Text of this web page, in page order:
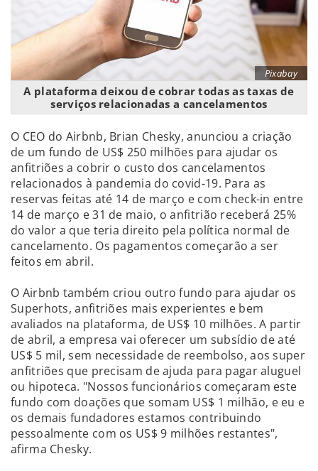
Pixabay
A plataforma deixou de cobrar todas as taxas de
serviços relacionadas a cancelamentos
O CEO do Airbnb, Brian Chesky, anunciou a criação
de um fundo de US$ 250 milhões para ajudar os
anfitriões a cobrir o custo dos cancelamentos
relacionados à pandemia do covid-19. Para as
reservas feitas até 14 de março e com check-in entre
14 de março e 31 de maio, o anfitrião receberá 25%
do valor a que teria direito pela política normal de
cancelamento. Os pagamentos começarão a ser
feitos em abril.
O Airbnb também criou outro fundo para ajudar os
Superhots, anfitriões mais experientes e bem
avaliados na plataforma, de US$ 10 milhões. A partir
de abril, a empresa vai oferecer um subsídio de até
US$ 5 mil, sem necessidade de reembolso, aos super
anfitriões que precisam de ajuda para pagar aluguel
ou hipoteca. "Nossos funcionários começaram este
fundo com doações que somam US$ 1 milhão, e eu e
os demais fundadores estamos contribuindo
pessoalmente com os US$ 9 milhões restantes",
afirma Chesky.